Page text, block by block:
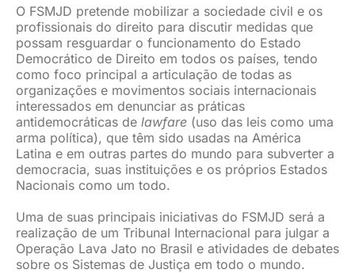
O FSMJD pretende mobilizar a sociedade civil e os
profissionais do direito para discutir medidas que
possam resguardar o funcionamento do Estado
Democrático de Direito em todos os países, tendo
como foco principal a articulação de todas as
organizações e movimentos sociais internacionais
interessados em denunciar as práticas
antidemocráticas de lawfare(uso das leis como uma
arma política), que têm sido usadas na América
Latina e em outras partes do mundo para subverter a
democracia, suas instituições e os próprios Estados
Nacionais como um todo.
Uma de suas principais iniciativas do FSMJD será a
realização de um Tribunal Internacional para julgar a
Operação Lava Jato no Brasil e atividades de debates
sobre os Sistemas de Justiça em todo o mundo.